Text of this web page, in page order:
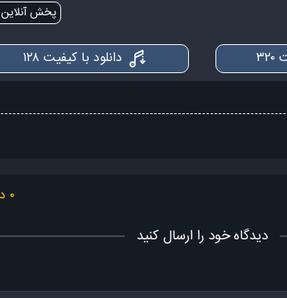
شب تاره، دل بی قراره ، بارون می‌باره، دوباره...
چشِ خیسه، واست عزیزه، اشکات رو گونه می‌ریزه
، یه ستاره ، دل پاره پاره ، آروم نداره ، دوباره...
دل خونه ، بی آشیونه ، تنها می‌مونه، می‌دونه!
روزا همش دلم می گیره و دیوونه میشه
پخش آنلاین
دانلود با کیفیت ۱۲۸
۰ دیدگاه
دیدگاه خود را ارسال کنید